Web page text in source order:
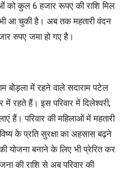
को कुल 6 हजार रूपए की राशि मिल
आ चुकी है। अब तक महतारी वंदन
रुपए जमा हो गए है।
बोड़ला में रहने वाले सदाराम पटेल
में रहते हैं। इस परिवार में दिलेश्वरी,
हैं। परिवार की महिलाओं में महतारी
के प्रति सुरक्षा का अहसास बढ़ने
योजना बनाने के लिए भी प्रेरित कर
की राशि से अब परिवार की